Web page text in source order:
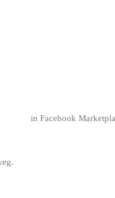
in Facebook